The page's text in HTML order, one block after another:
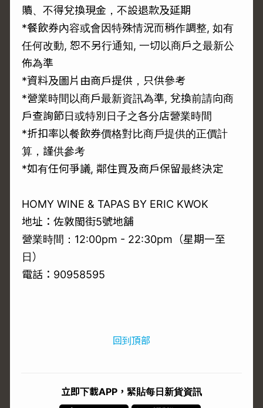
贖、不得兌換現金，不設退款及延期
*餐飲券內容或會因特殊情況而稍作調整, 如有
任何改動, 恕不另行通知, 一切以商戶之最新公
佈為準
*資料及圖片由商戶提供，只供參考
*營業時間以商戶最新資訊為準, 兌換前請向商
戶查詢節日或特別日子之各分店營業時間
*折扣率以餐飲券價格對比商戶提供的正價計
算，謹供參考
*如有任何爭議, 鄰住買及商戶保留最終決定
HOMY WINE & TAPAS BY ERIC KWOK
地址：佐敦閩街5號地舖
營業時間：12:00pm - 22:30pm（星期一至
日）
電話：90958595
回到頂部
立即下載APP，緊貼每日新貨資訊